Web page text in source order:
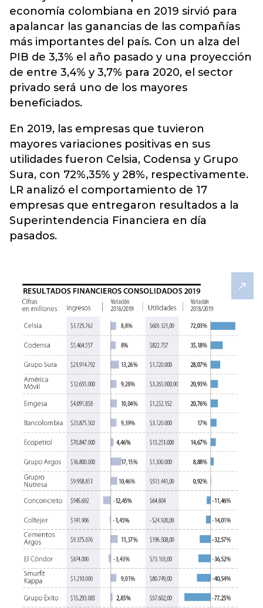
economía colombiana en 2019 sirvió para
apalancar las ganancias de las compañías
más importantes del país. Con un alza del
PIB de 3,3% el año pasado y una proyección
de entre 3,4% y 3,7% para 2020, el sector
privado será uno de los mayores
beneficiados.
En 2019, las empresas que tuvieron
mayores variaciones positivas en sus
utilidades fueron Celsia, Codensa y Grupo
Sura, con 72%,35% y 28%, respectivamente.
LR analizó el comportamiento de 17
empresas que entregaron resultados a la
Superintendencia Financiera en día
pasados.